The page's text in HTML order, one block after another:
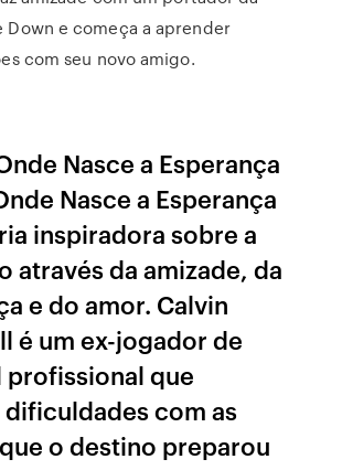
Down e começa a aprender
com seu novo amigo.
Nasce a Esperança
Nasce a Esperança
inspiradora sobre a
através da amizade, da
e do amor. Calvin
é um ex-jogador de
profissional que
com as
o destino preparou